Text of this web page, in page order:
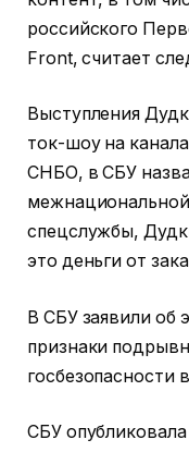
российского
Front, считает
Выступления
ток-шоу на
СНБО, в СБУ
спецслужбы,
это деньги от
В СБУ заявили об
признаки
госбезопасности
СБУ